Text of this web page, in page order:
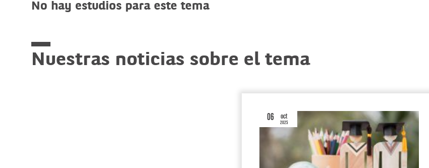
No hay estudios para este tema
Nuestras noticias sobre el tema
06 oct
2025